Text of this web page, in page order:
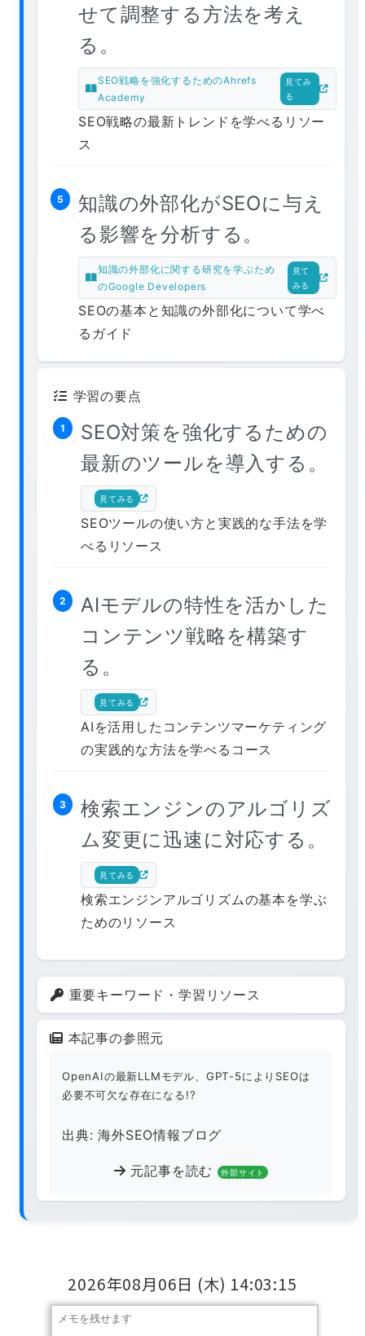
せて調整する方法を考え
る。
SEO戦略を強化するためのAhrefs
Academy
見てみ
る
SEO戦略の最新トレンドを学べるリソー
ス
5
知識の外部化がSEOに与え
る影響を分析する。
知識の外部化に関する研究を学ぶため
のGoogle Developers
見て
みる
SEOの基本と知識の外部化について学べ
るガイド
学習の要点
1
SEO対策を強化するための
最新のツールを導入する。
見てみる
SEOツールの使い方と実践的な手法を学
べるリソース
2
AIモデルの特性を活かした
コンテンツ戦略を構築す
る。
見てみる
AIを活用したコンテンツマーケティング
の実践的な方法を学べるコース
3
検索エンジンのアルゴリズ
ム変更に迅速に対応する。
見てみる
検索エンジンアルゴリズムの基本を学ぶ
ためのリソース
重要キーワード・学習リソース
本記事の参照元
OpenAIの最新LLMモデル、GPT-5によりSEOは
必要不可欠な存在になる!?
出典: 海外SEO情報ブログ
元記事を読む 外部サイト
2026年08月06日 (木) 14:03:16